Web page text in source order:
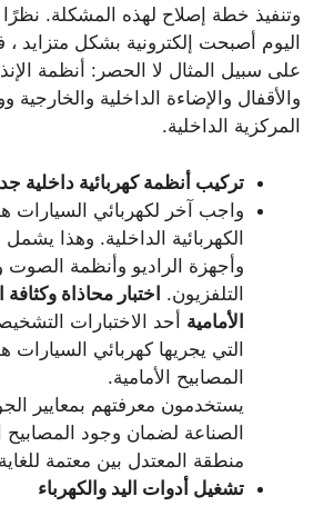
وتنفيذ خطة إصلاح لهذه المشكلة.
اليوم أصبحت إلكترونية بشكل متزايد
على سبيل المثال لا الحصر: أنظمة
والأقفال والإضاءة الداخلية والخارجية
المركزية الداخلية.
تركيب أنظمة كهربائية داخلية
واجب آخر لكهربائي السيارات
وأجهزة الراديو وأنظمة
التلفزيون. اختبار محاذاة وكثافة
الأمامية أحد الاختبارات
التي يجريها كهربائي السيارات
المصابيح الأمامية.
يستخدمون معرفتهم بمعايير
الصناعة لضمان وجود المصابيح
منطقة المعتدل بين معتمة
تشغيل أدوات اليد والكهرباء